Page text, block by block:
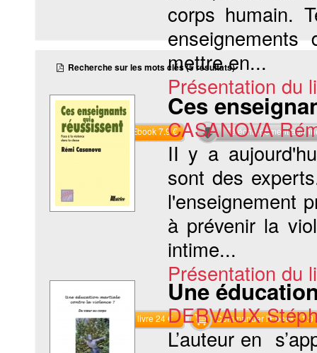
corps humain.
mettre en...
Présentation du
Commander l'Ebook 7.9 € Téléchargement
Recherche sur les mots clés (5 résultats)
Ces
CASANOVA
II y a
sont des
l'enseignement
à prévenir la
intime...
Présentation du
Commander le livre 24 € Commander l'Ebook 11.9
Une
DERVAUX
L’auteur en